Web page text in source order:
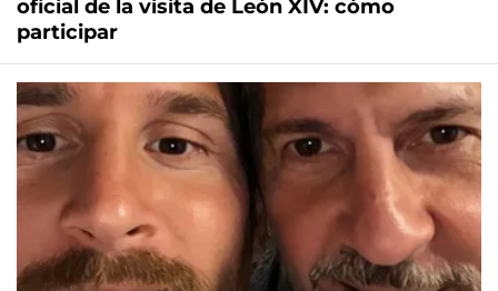
oficial de la visita de León XIV: cómo
participar